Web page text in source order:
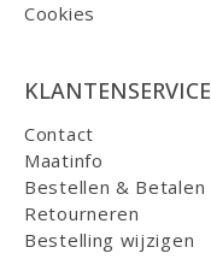
Cookies
KLANTENSERVICE
Contact
Maatinfo
Bestellen & Betalen
Retourneren
Bestelling wijzigen